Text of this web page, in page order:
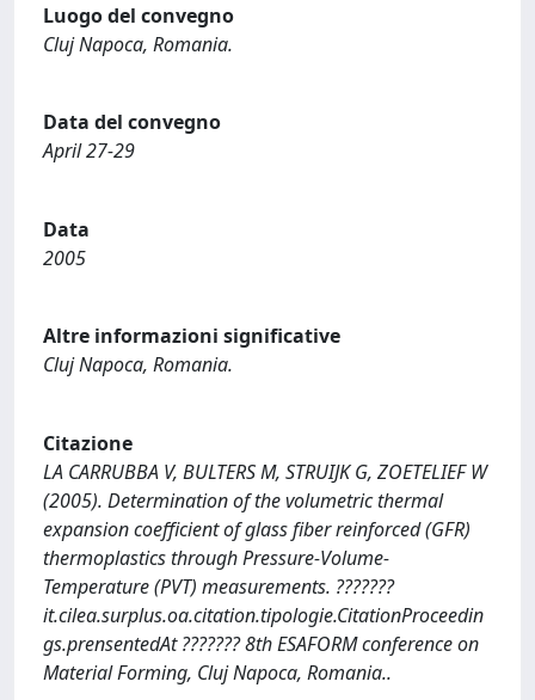
Luogo del convegno
Cluj Napoca, Romania.
Data del convegno
April 27-29
Data
2005
Altre informazioni significative
Cluj Napoca, Romania.
Citazione
LA CARRUBBA V, BULTERS M, STRUIJK G, ZOETELIEF W
(2005). Determination of the volumetric thermal
expansion coefficient of glass fiber reinforced (GFR)
thermoplastics through Pressure-Volume-
Temperature (PVT) measurements. ???????
it.cilea.surplus.oa.citation.tipologie.CitationProceedin
gs.prensentedAt ??????? 8th ESAFORM conference on
Material Forming, Cluj Napoca, Romania..